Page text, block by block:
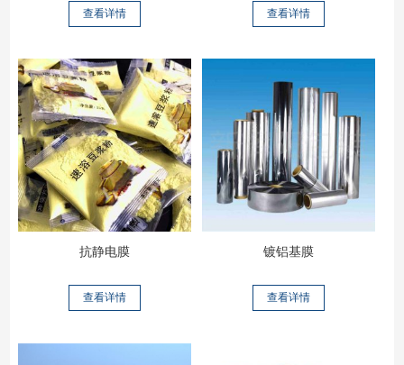
查看详情 查看详情
抗静电膜
查看详情
镀铝基膜
查看详情